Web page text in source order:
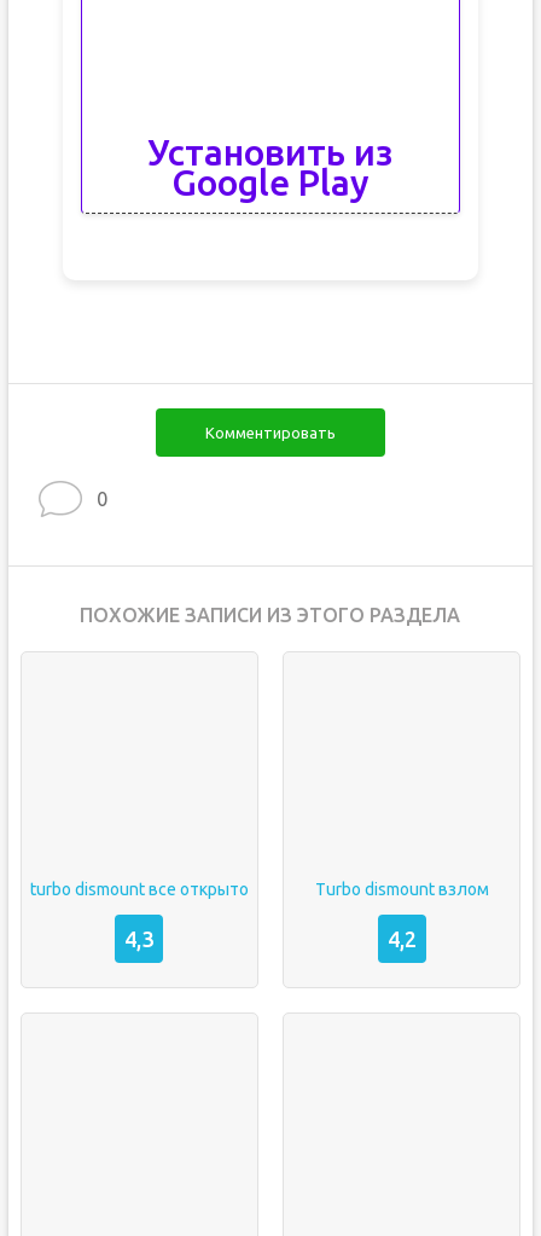
Установить из
Google Play
Комментировать
0
ПОХОЖИЕ ЗАПИСИ ИЗ ЭТОГО РАЗДЕЛА
turbo dismount все открыто
4,3
Turbo dismount взлом
4,2